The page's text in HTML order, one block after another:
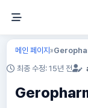
메인 페이지»
최종 수정: 15년 전